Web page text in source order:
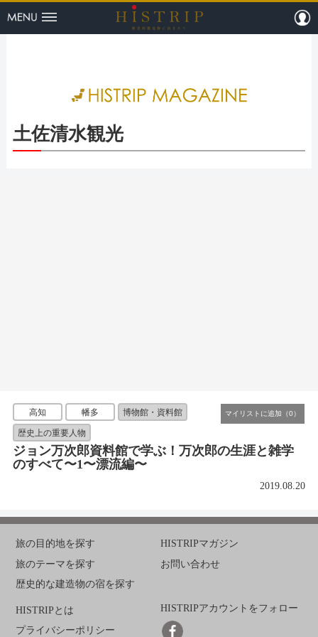
HISTRIP（
土佐清水観光
高知 幡多 博物館・資料館
歴史上の重要人物
ジョン万次郎資料館で学ぶ！万次郎の生涯と雑学
のすべて〜1〜漂流編〜
2019.08.20
旅の目的地を探す
旅のテーマを探す
歴史的な建造物の宿を探す
HISTRIPマガジン
お問い合わせ
HISTRIPとは
プライバシーポリシー
HISTRIPアカウントをフォロー